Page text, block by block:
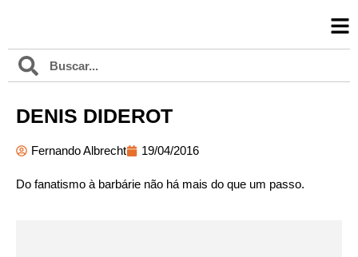
DENIS DIDEROT
Fernando Albrecht 19/04/2016
Do fanatismo à barbárie não há mais do que um passo.